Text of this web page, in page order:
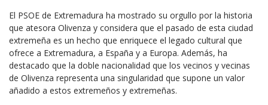
El PSOE de Extremadura ha mostrado su orgullo por la historia
que atesora Olivenza y considera que el pasado de esta ciudad
extremeña es un hecho que enriquece el legado cultural que
ofrece a Extremadura, a España y a Europa. Además, ha
destacado que la doble nacionalidad que los vecinos y vecinas
de Olivenza representa una singularidad que supone un valor
añadido a estos extremeños y extremeñas.